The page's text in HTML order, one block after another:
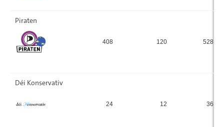
Piraten
408 120 528
Déi Konservativ
24 12 36